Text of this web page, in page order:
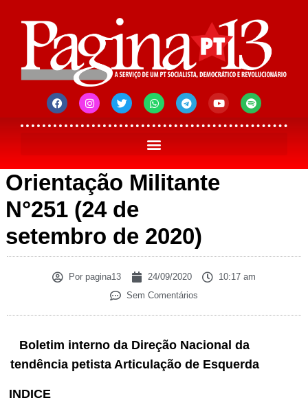
Orientação Militante
N°251 (24 de
setembro de 2020)
Por pagina13 24/09/2020
10:17 am
Sem Comentários
Boletim interno da Direção Nacional da
tendência petista Articulação de Esquerda
INDICE